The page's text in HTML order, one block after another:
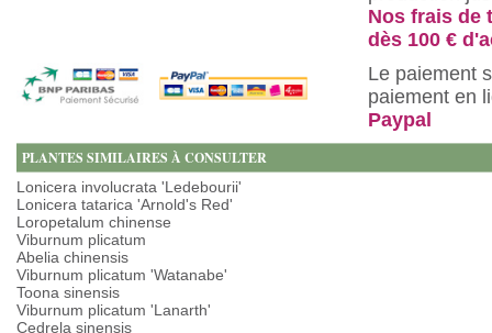
Nos frais de
dès 100 €
Le paiement
paiement en
Paypal
PLANTES SIMILAIRES À CONSULTER
Lonicera involucrata 'Ledebourii'
Lonicera tatarica 'Arnold's Red'
Loropetalum chinense
Viburnum plicatum
Abelia chinensis
Viburnum plicatum 'Watanabe'
Toona sinensis
Viburnum plicatum 'Lanarth'
Cedrela sinensis